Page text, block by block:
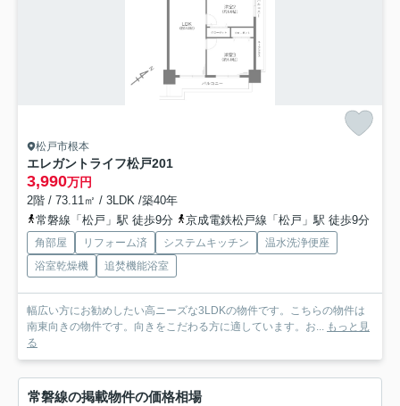
松戸市根本
エレガントライフ松戸201
3,990万円
2階 / 73.11㎡ / 3LDK /築40年
常磐線「松戸」駅 徒歩9分
京成電鉄松戸線「松戸」駅 徒歩9分
角部屋 リフォーム済 システムキッチン
温水洗浄便座
浴室乾燥機
追焚機能浴室
幅広い方にお勧めしたい高ニーズな3LDKの物件です。こちらの物件は
南東向きの物件です。向きをこだわる方に適しています。お... もっと見
る
常磐線の掲載物件の価格相場